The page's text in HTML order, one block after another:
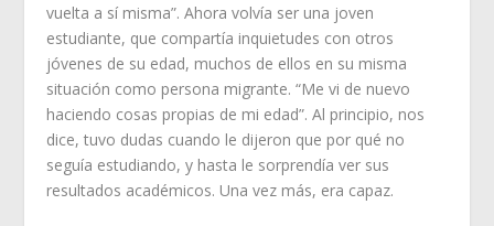
vuelta a sí misma”. Ahora volvía ser una joven
estudiante, que compartía inquietudes con otros
jóvenes de su edad, muchos de ellos en su misma
situación como persona migrante. “Me vi de nuevo
haciendo cosas propias de mi edad”. Al principio, nos
dice, tuvo dudas cuando le dijeron que por qué no
seguía estudiando, y hasta le sorprendía ver sus
resultados académicos. Una vez más, era capaz.